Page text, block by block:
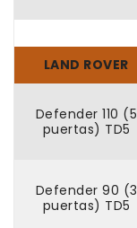
LAND ROVER
Defender 110 (5
puertas) TD5
Defender 90 (3
puertas) TD5